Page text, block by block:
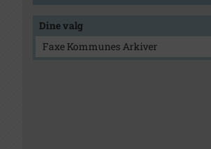
Dine valg
Faxe Kommunes Arkiver